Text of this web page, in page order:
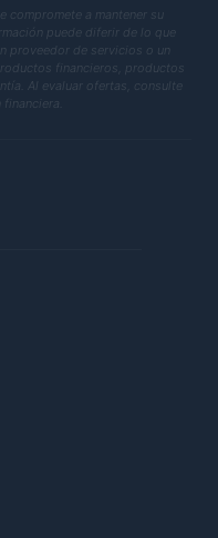
compromete a mantener su
puede diferir de lo que
proveedor de servicios o un
financieros, productos
Al evaluar ofertas, consulte